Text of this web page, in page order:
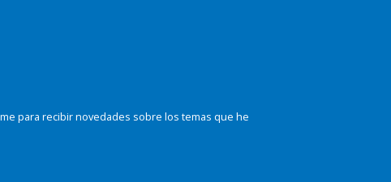
para recibir novedades sobre los temas que he